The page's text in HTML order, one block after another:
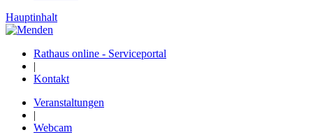
Hauptinhalt
Rathaus online - Serviceportal
|
Kontakt
Veranstaltungen
|
Webcam